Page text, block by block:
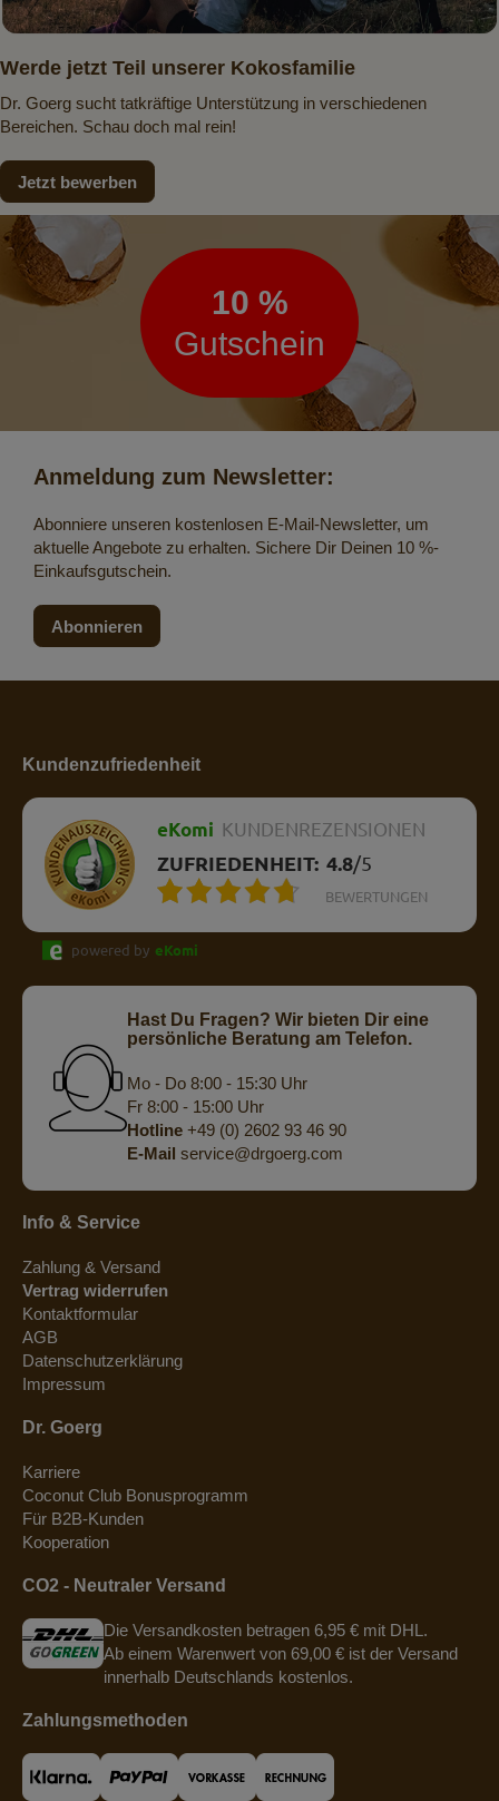
Werde jetzt Teil unserer Kokosfamilie
Dr. Goerg sucht tatkräftige Unterstützung in verschiedenen
Bereichen. Schau doch mal rein!
Jetzt bewerben
Newsletter
10 %
Gutschein
Anmeldung zum Newsletter:
Abonniere unseren kostenlosen E-Mail-Newsletter, um
aktuelle Angebote zu erhalten. Sichere Dir Deinen 10 %-
Einkaufsgutschein.
Abonnieren
Kundenzufriedenheit
eKomi KUNDENREZENSIONEN
ZUFRIEDENHEIT: 4.8/5
BEWERTUNGEN
powered by eKomi
Hast Du Fragen? Wir bieten Dir eine
persönliche Beratung am Telefon.
Mo - Do 8:00 - 15:30 Uhr
Fr 8:00 - 15:00 Uhr
Hotline+49 (0) 2602 93 46 90
E-Mail service@drgoerg.com
Info & Service
Zahlung & Versand
Vertrag widerrufen
Kontaktformular
AGB
Datenschutzerklärung
Impressum
Dr. Goerg
Karriere
Coconut Club Bonusprogramm
Für B2B-Kunden
Kooperation
CO2 - Neutraler Versand
Die Versandkosten betragen 6,95 € mit DHL.
Ab einem Warenwert von 69,00 € ist der Versand
innerhalb Deutschlands kostenlos.
Zahlungsmethoden